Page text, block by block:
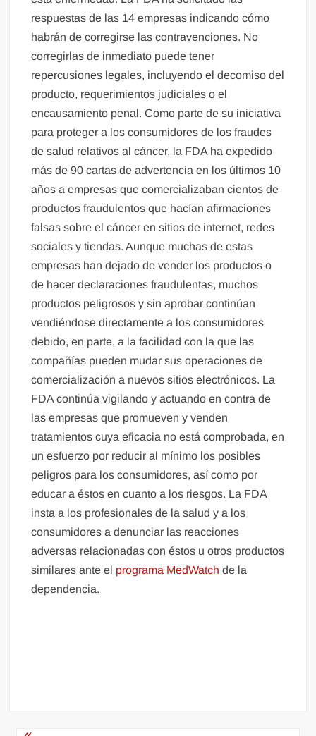
respuestas de las 14 empresas indicando cómo
habrán de corregirse las contravenciones. No
corregirlas de inmediato puede tener
repercusiones legales, incluyendo el decomiso del
producto, requerimientos judiciales o el
encausamiento penal. Como parte de su iniciativa
para proteger a los consumidores de los fraudes
de salud relativos al cáncer, la FDA ha expedido
más de 90 cartas de advertencia en los últimos 10
años a empresas que comercializaban cientos de
productos fraudulentos que hacían afirmaciones
falsas sobre el cáncer en sitios de internet, redes
sociales y tiendas. Aunque muchas de estas
empresas han dejado de vender los productos o
de hacer declaraciones fraudulentas, muchos
productos peligrosos y sin aprobar continúan
vendiéndose directamente a los consumidores
debido, en parte, a la facilidad con la que las
compañías pueden mudar sus operaciones de
comercialización a nuevos sitios electrónicos. La
FDA continúa vigilando y actuando en contra de
las empresas que promueven y venden
tratamientos cuya eficacia no está comprobada, en
un esfuerzo por reducir al mínimo los posibles
peligros para los consumidores, así como por
educar a éstos en cuanto a los riesgos. La FDA
insta a los profesionales de la salud y a los
consumidores a denunciar las reacciones
adversas relacionadas con éstos u otros productos
similares ante el programa MedWatch de la
dependencia.